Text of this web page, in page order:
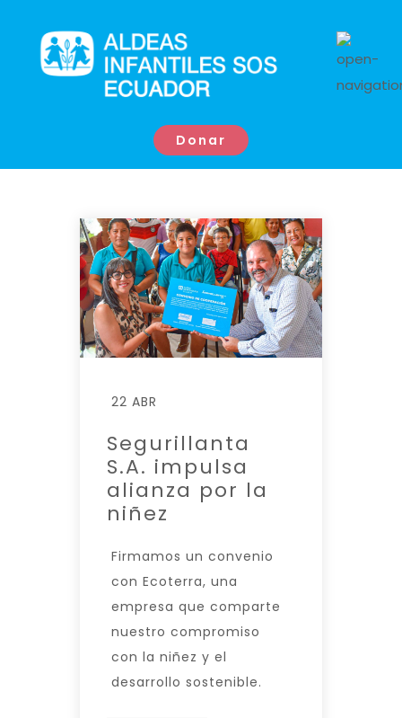
Donar
22 ABR
Segurillanta
S.A. impulsa
alianza por la
niñez
Firmamos un convenio
con Ecoterra, una
empresa que comparte
nuestro compromiso
con la niñez y el
desarrollo sostenible.